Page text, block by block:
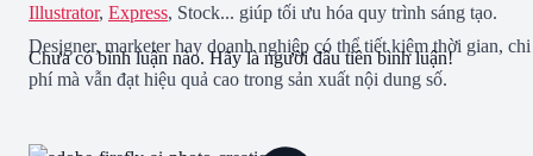
Illustrator, Express, Stock... giúp tối ưu hóa quy trình sáng tạo.
Designer, marketer hay doanh nghiệp có thể tiết kiệm thời gian, chi
phí mà vẫn đạt hiệu quả cao trong sản xuất nội dung số.
Chưa có bình luận nào. Hãy là người đầu tiên bình luận!